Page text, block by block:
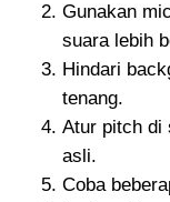
Gunakan
suara lebih
Hindari
tenang.
Atur pitch di
asli.
Coba